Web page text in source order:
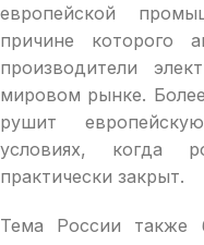
европейской
причине которого
производители
мировом рынке.
рушит
условиях, когда
практически закрыт.
Тема России также